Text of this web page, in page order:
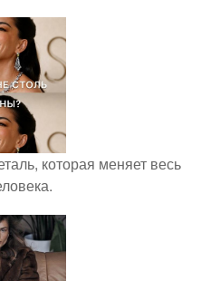
которая меняет весь